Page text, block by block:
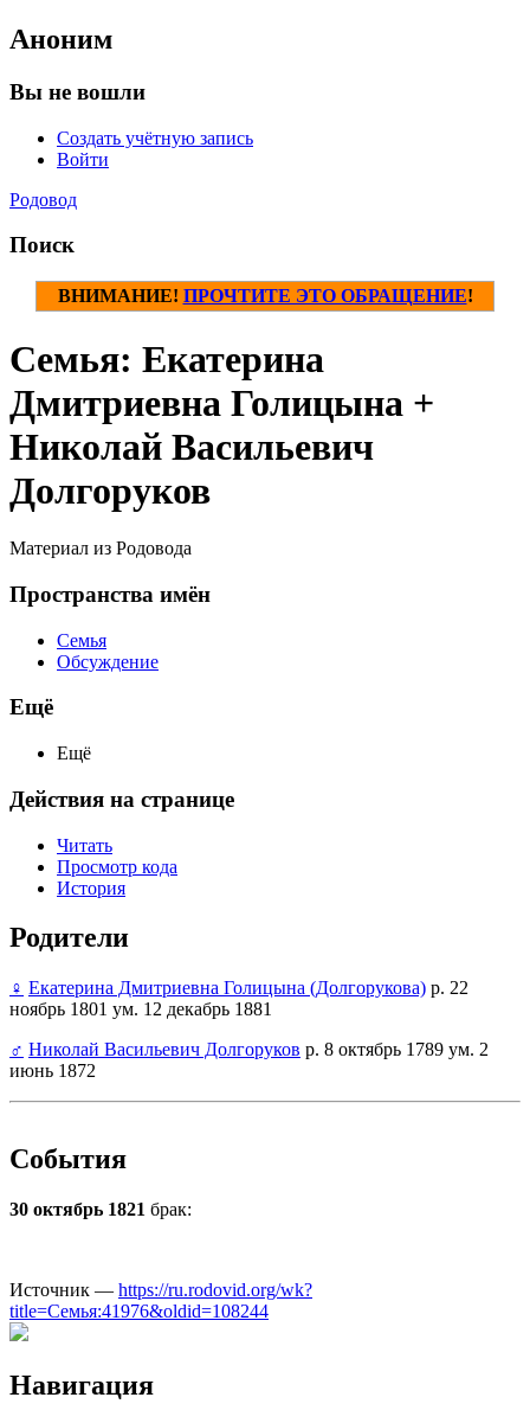
Аноним
Вы не вошли
Создать учётную запись
Войти
Родовод
Поиск
ВНИМАНИЕ! ПРОЧТИТЕ ЭТО ОБРАЩЕНИЕ!
Семья: Екатерина
Дмитриевна Голицына +
Николай Васильевич
Долгоруков
Материал из Родовода
Пространства имён
Семья
Обсуждение
Ещё
Ещё
Действия на странице
Читать
Просмотр кода
История
Родители
♀ Екатерина Дмитриевна Голицына (Долгорукова) р. 22
ноябрь 1801 ум. 12 декабрь 1881
♂ Николай Васильевич Долгоруков р. 8 октябрь 1789 ум. 2
июнь 1872
События
30 октябрь 1821 брак:
Источник — https://ru.rodovid.org/wk?
title=Семья:41976&oldid=108244
Навигация